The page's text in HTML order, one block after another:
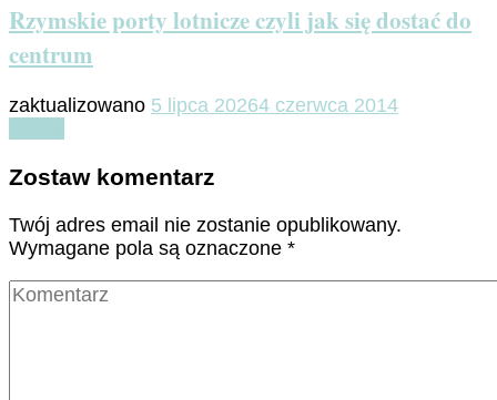
Rzymskie porty lotnicze czyli jak się dostać do
centrum
zaktualizowano 5 lipca 20264 czerwca 2014
Zostaw komentarz
Twój adres email nie zostanie opublikowany.
Wymagane pola są oznaczone *